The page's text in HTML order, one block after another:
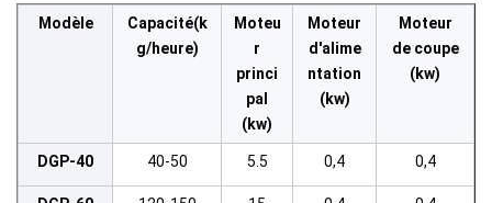
Modèle Capacité(k
g/heure)
Moteu
r
princi
pal
(kw)
Moteur
d'alime
ntation
(kw)
Moteur
de coupe
(kw)
DGP-40 40-50 5.5 0,4 0,4